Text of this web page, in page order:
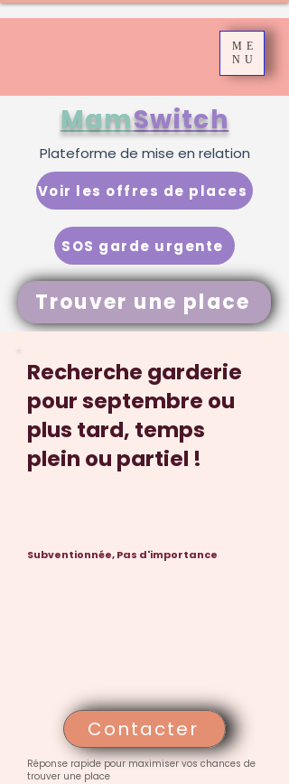
ME
NU
Trouver une place
MamSwitch
SOS garde urgente
Voir les offres de places
Plateforme de mise en relation
Recherche garderie
pour septembre ou
plus tard, temps
plein ou partiel !
Subventionnée, Pas d'importance
Contacter
Réponse rapide pour maximiser vos chances de
trouver une place